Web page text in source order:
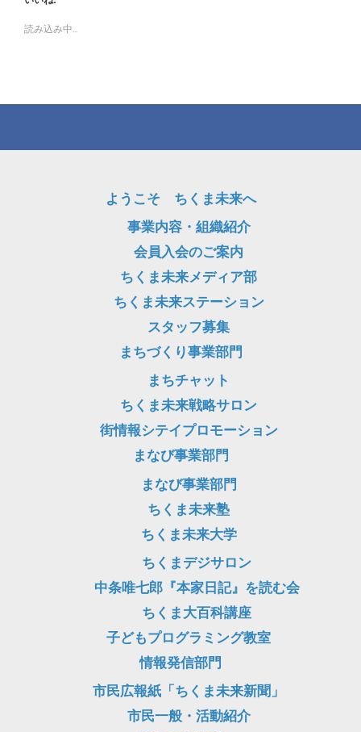
読み込み中…
ようこそ ちくま未来へ
事業内容・組織紹介
会員入会のご案内
ちくま未来メディア部
ちくま未来ステーション
スタッフ募集
まちづくり事業部門
まちチャット
ちくま未来戦略サロン
街情報シテイプロモーション
まなび事業部門
まなび事業部門
ちくま未来塾
ちくま未来大学
ちくまデジサロン
中条唯七郎『本家日記』を読む会
ちくま大百科講座
子どもプログラミング教室
情報発信部門
市民広報紙「ちくま未来新聞」
市民一般・活動紹介